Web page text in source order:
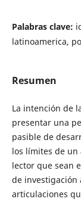
Palabras clave:
latinoamerica,
Resumen
La intención de
presentar una
pasible de
los límites de
lector que sean
de investigación
articulaciones